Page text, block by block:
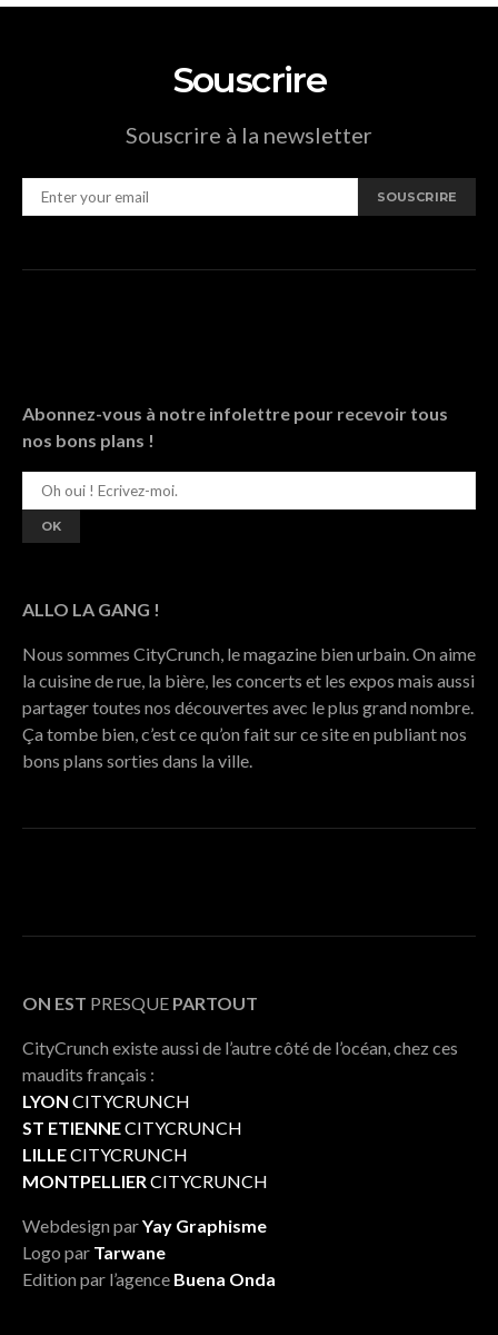
Souscrire
Souscrire à la newsletter
SOUSCRIRE
Abonnez-vous à notre infolettre pour recevoir tous
nos bons plans !
ALLO LA GANG !
Nous sommes CityCrunch, le magazine bien urbain. On aime
la cuisine de rue, la bière, les concerts et les expos mais aussi
partager toutes nos découvertes avec le plus grand nombre.
Ça tombe bien, c’est ce qu’on fait sur ce site en publiant nos
bons plans sorties dans la ville.
ON EST PRESQUE PARTOUT
CityCrunch existe aussi de l’autre côté de l’océan, chez ces
maudits français :
LYON CITYCRUNCH
ST ETIENNECITYCRUNCH
LILLECITYCRUNCH
MONTPELLIERCITYCRUNCH
Webdesign parYay Graphisme
Logo par Tarwane
Edition par l’agence Buena Onda